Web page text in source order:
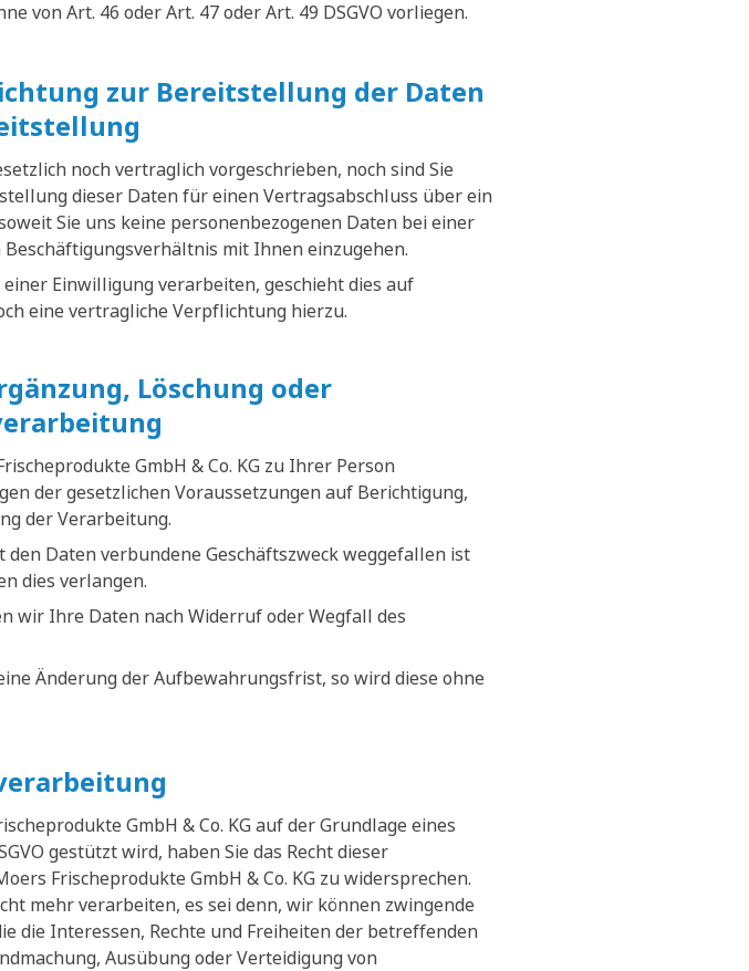
von Art. 46 oder Art. 47 oder Art. 49 DSGVO vorliegen.
zur Bereitstellung der Daten
noch vertraglich vorgeschrieben, noch sind Sie
dieser Daten für einen Vertragsabschluss über ein
Sie uns keine personenbezogenen Daten bei einer
mit Ihnen einzugehen.
Einwilligung verarbeiten, geschieht dies auf
eine vertragliche Verpflichtung hierzu.
Löschung oder
GmbH & Co. KG zu Ihrer Person
der gesetzlichen Voraussetzungen auf Berichtigung,
der Verarbeitung.
Daten verbundene Geschäftszweck weggefallen ist
dies verlangen.
wir Ihre Daten nach Widerruf oder Wegfall des
Änderung der Aufbewahrungsfrist, so wird diese ohne
GmbH & Co. KG auf der Grundlage eines
gestützt wird, haben Sie das Recht dieser
Frischeprodukte GmbH & Co. KG zu widersprechen.
mehr verarbeiten, es sei denn, wir können zwingende
die Interessen, Rechte und Freiheiten der betreffenden
Ausübung oder Verteidigung von